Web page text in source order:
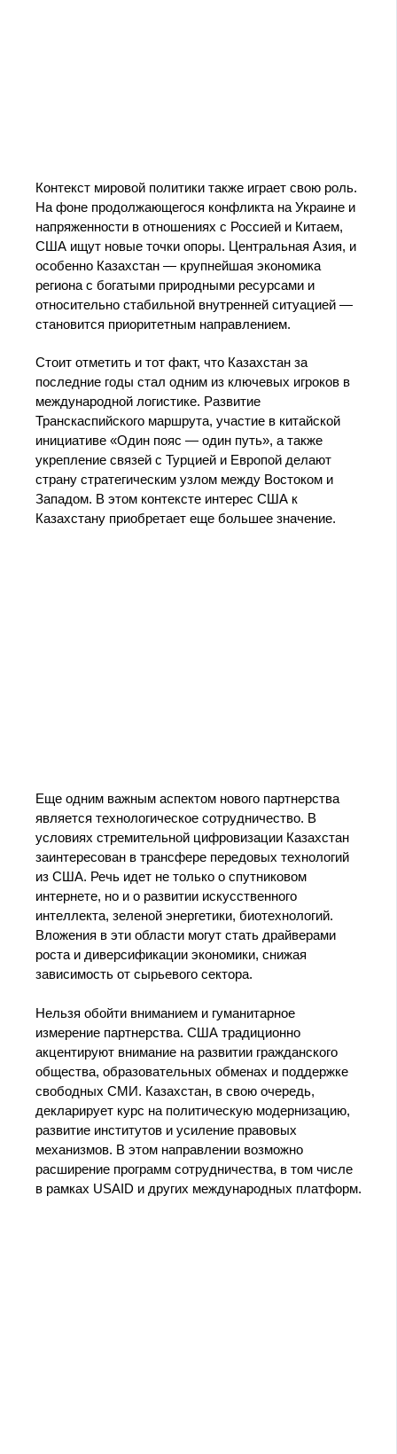
Контекст мировой политики также играет свою роль.
На фоне продолжающегося конфликта на Украине и
напряженности в отношениях с Россией и Китаем,
США ищут новые точки опоры. Центральная Азия, и
особенно Казахстан — крупнейшая экономика
региона с богатыми природными ресурсами и
относительно стабильной внутренней ситуацией —
становится приоритетным направлением.
Стоит отметить и тот факт, что Казахстан за
последние годы стал одним из ключевых игроков в
международной логистике. Развитие
Транскаспийского маршрута, участие в китайской
инициативе «Один пояс — один путь», а также
укрепление связей с Турцией и Европой делают
страну стратегическим узлом между Востоком и
Западом. В этом контексте интерес США к
Казахстану приобретает еще большее значение.
Еще одним важным аспектом нового партнерства
является технологическое сотрудничество. В
условиях стремительной цифровизации Казахстан
заинтересован в трансфере передовых технологий
из США. Речь идет не только о спутниковом
интернете, но и о развитии искусственного
интеллекта, зеленой энергетики, биотехнологий.
Вложения в эти области могут стать драйверами
роста и диверсификации экономики, снижая
зависимость от сырьевого сектора.
Нельзя обойти вниманием и гуманитарное
измерение партнерства. США традиционно
акцентируют внимание на развитии гражданского
общества, образовательных обменах и поддержке
свободных СМИ. Казахстан, в свою очередь,
декларирует курс на политическую модернизацию,
развитие институтов и усиление правовых
механизмов. В этом направлении возможно
расширение программ сотрудничества, в том числе
в рамках USAID и других международных платформ.